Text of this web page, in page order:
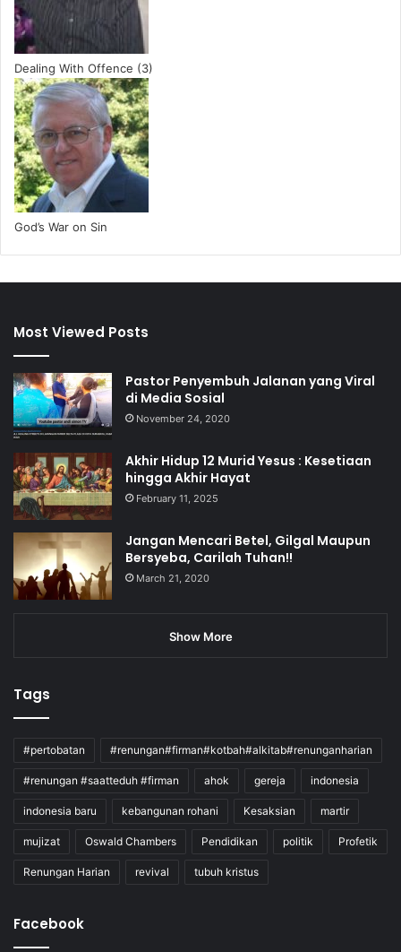
Dealing With Offence (3)
God’s War on Sin
Most Viewed Posts
Pastor Penyembuh Jalanan yang Viral
di Media Sosial
November 24, 2020
Akhir Hidup 12 Murid Yesus : Kesetiaan
hingga Akhir Hayat
February 11, 2025
Jangan Mencari Betel, Gilgal Maupun
Bersyeba, Carilah Tuhan!!
March 21, 2020
Show More
Tags
#pertobatan #renungan#firman#kotbah#alkitab#renunganharian
#renungan #saatteduh #firman ahok gereja indonesia
indonesia baru kebangunan rohani Kesaksian martir
mujizat Oswald Chambers Pendidikan politik Profetik
Renungan Harian revival tubuh kristus
Facebook